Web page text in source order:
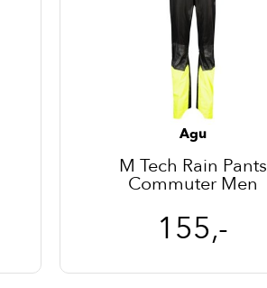
Agu
M Tech Rain Pants
Commuter Men
155,-